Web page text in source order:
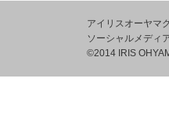
アイリスオーヤマ
ソーシャルメディ
©2014 IRIS